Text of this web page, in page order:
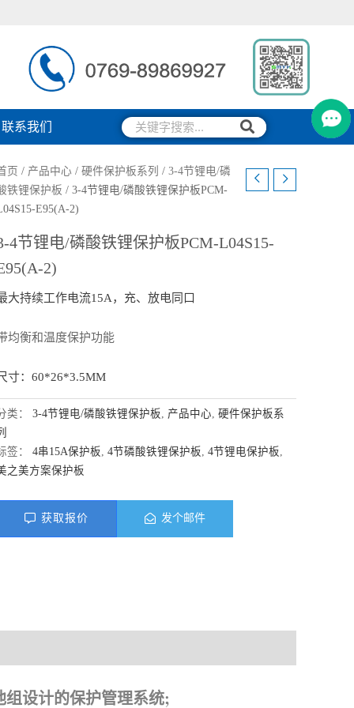
联系我们
搜
索
搜
索
页 / 产品中心 / 硬件保护板系列 / 3-4节锂电/磷
铁锂保护板 / 3-4节锂电/磷酸铁锂保护板PCM-
E95(A-2)
4节锂电/磷酸铁锂保护板PCM-L04S15-
2)
大持续工作电流15A，充、放电同口
均衡和温度保护功能
寸：60*26*3.5MM
类： 3-4节锂电/磷酸铁锂保护板, 产品中心, 硬件保护板系
签： 4串15A保护板, 4节磷酸铁锂保护板, 4节锂电保护板,
之美方案保护板
获取报价 发个邮件
组设计的保护管理系统;